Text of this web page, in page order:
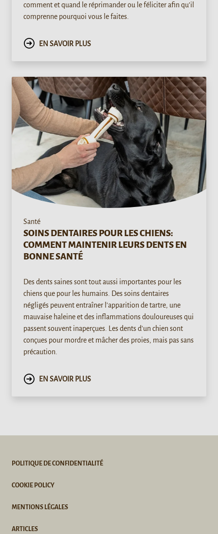
comment et quand le réprimander ou le féliciter afin qu’il
comprenne pourquoi vous le faites.
EN SAVOIR PLUS
Santé
SOINS DENTAIRES POUR LES CHIENS:
COMMENT MAINTENIR LEURS DENTS EN
BONNE SANTÉ
Des dents saines sont tout aussi importantes pour les
chiens que pour les humains. Des soins dentaires
négligés peuvent entraîner l'apparition de tartre, une
mauvaise haleine et des inflammations douloureuses qui
passent souvent inaperçues. Les dents d'un chien sont
conçues pour mordre et mâcher des proies, mais pas sans
précaution.
EN SAVOIR PLUS
POLITIQUE DE CONFIDENTIALITÉ
COOKIE POLICY
MENTIONS LÉGALES
ARTICLES